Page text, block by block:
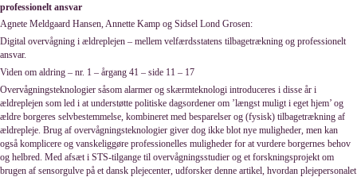
professionelt ansvar
Agnete Meldgaard Hansen, Annette Kamp og Sidsel Lond Grosen:
Digital overvågning i ældreplejen – mellem velfærdsstatens tilbagetrækning og professionelt
ansvar.
Viden om aldring – nr. 1 – årgang 41 – side 11 – 17
Overvågningsteknologier såsom alarmer og skærmteknologi introduceres i disse år i
ældreplejen som led i at understøtte politiske dagsordener om ’længst muligt i eget hjem’ og
ældre borgeres selvbestemmelse, kombineret med besparelser og (fysisk) tilbagetrækning af
ældrepleje. Brug af overvågningsteknologier giver dog ikke blot nye muligheder, men kan
også komplicere og vanskeliggøre professionelles muligheder for at vurdere borgernes behov
og helbred. Med afsæt i STS-tilgange til overvågningsstudier og et forskningsprojekt om
brugen af sensorgulve på et dansk plejecenter, udforsker denne artikel, hvordan plejepersonalet